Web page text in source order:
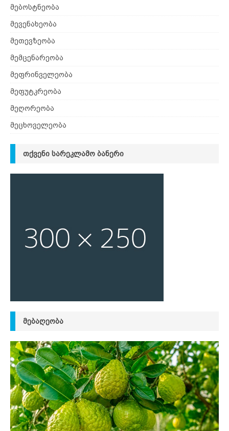
მებოსტნეობა
მევენახეობა
მეთევზეობა
მემცენარეობა
მეფრინველეობა
მეფუტკრეობა
მეღორეობა
მეცხოველეობა
ᲗᲥᲕᲔᲜᲘ ᲡᲐᲠᲔᲙᲚᲐᲛᲝ ᲑᲐᲜᲔᲠᲘ
ᲛᲔᲑᲐᲦᲔᲝᲑᲐ